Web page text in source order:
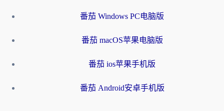
番茄 Windows PC电脑版
番茄 macOS苹果电脑版
番茄 ios苹果手机版
番茄 Android安卓手机版